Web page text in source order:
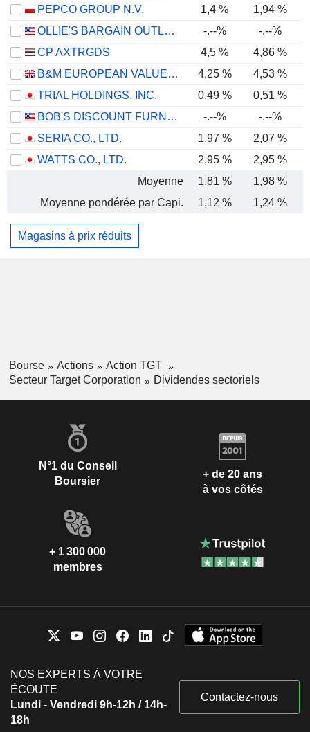
PEPCO GROUP N.V.
1,4 %
1,94 %
OLLIE'S BARGAIN OUTLET HOLDINGS, INC.
-.--% -.--%
CP AXTRGDS
4,5 % 4,86 %
B&M EUROPEAN VALUE RETAIL PLC
4,25 %
4,53 %
TRIAL HOLDINGS, INC.
0,49 % 0,51 %
BOB'S DISCOUNT FURNITURE, INC.
-.--% -.--%
SERIA CO., LTD.
1,97 % 2,07 %
WATTS CO., LTD.
2,95 %
2,95 %
Moyenne
1,81 % 1,98 %
Moyenne pondérée par Capi.
1,12 % 1,24 %
Magasins à prix réduits
Bourse Actions
Action TGT
Secteur Target Corporation
Dividendes sectoriels
N°1 du Conseil
Boursier
+ de 20 ans
à vos côtés
+ 1 300 000
membres
NOS EXPERTS À VOTRE
ÉCOUTE
Lundi - Vendredi 9h-12h / 14h-
18h
Contactez-nous